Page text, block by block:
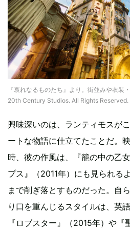
『哀れなるものたち』より。街並みや衣
20th Century Studios. All Rights Reserved.
興味深いのは、ランティモスが
ートな物語に仕立てたことだ。
時、彼の作風は、『籠の中の乙
プス』（2011年）にも見られる
まで削ぎ落とすものだった。自
り口を重んじるスタイルは、英
『ロブスター』（2015年）や